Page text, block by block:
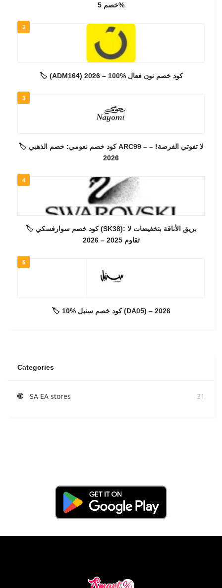
خصم 5%
2
🏷️ (ADM164) كود خصم نون فعال %100 – 2026
3
🏷️ كود خصم نعومي: خصم الذهبي ARC99 – لا تفوتي الفرصة! –
2026
4
🏷️ كود خصم سوارفسكي (SK38): بريق الأناقة بتخفيضات لا
تقاوم 2025 – 2026
5
🏷️ كود خصم سنبل %10 (DA05) – 2026
Categories
SA EA stores 31